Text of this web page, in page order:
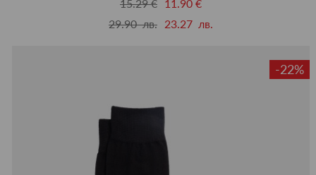
15.29 € 11.90 €
29.90 лв. 23.27 лв.
-22%